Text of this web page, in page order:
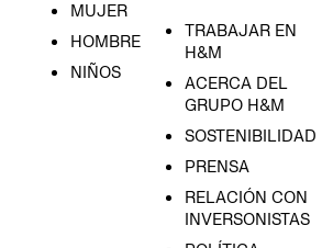
MUJER
HOMBRE
NIÑOS
TRABAJAR EN
H&M
ACERCA DEL
GRUPO H&M
SOSTENIBILIDAD
PRENSA
RELACIÓN CON
INVERSONISTAS